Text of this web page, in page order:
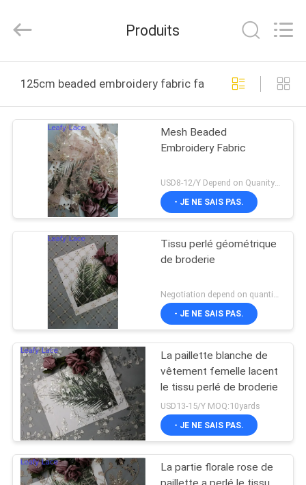
PRODUITS
PROPOS
NOUS
VISITE
D'USINE
CONTRÔLE
DE
LA
QUALITÉ
CONTACT
Textiles
Rights
Produits
125cm beaded embroidery fabric fabrication en ligne
Mesh Beaded
Embroidery Fabric
USD8-12/Y Depend on Quanity MOQ:10yards
- JE NE SAIS PAS.
Tissu perlé géométrique
de broderie
- JE NE SAIS PAS.
La paillette blanche de
vêtement femelle lacent
le tissu perlé de broderie
USD13-15/Y MOQ:10yards
- JE NE SAIS PAS.
La partie florale rose de